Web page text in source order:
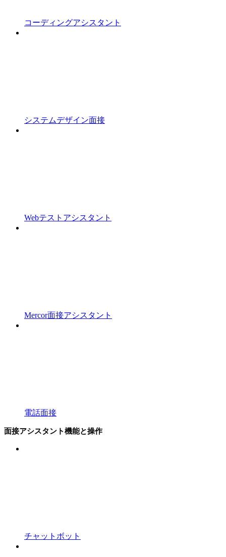
コーディングアシスタント
システムデザイン面接
Webテストアシスタント
Mercor面接アシスタント
電話面接
面接アシスタント機能と操作
チャットボット